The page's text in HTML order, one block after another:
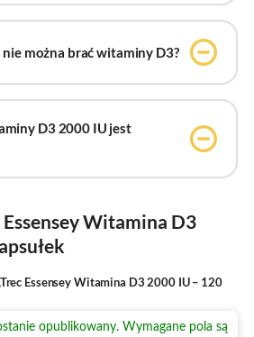
można brać witaminy D3?
D3 2000 IU jest
Witamina D3
Essensey Witamina D3 2000 IU – 120
opublikowany. Wymagane pola są